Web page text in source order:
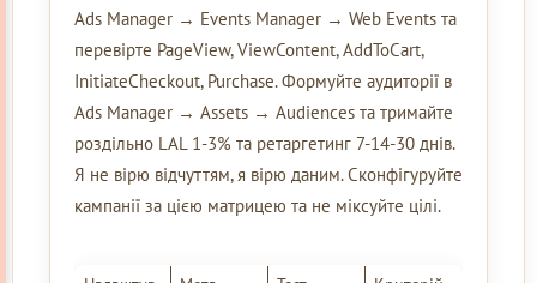
Ads Manager → Events Manager → Web Events та
перевірте PageView, ViewContent, AddToCart,
InitiateCheckout, Purchase. Формуйте аудиторії в
Ads Manager → Assets → Audiences та тримайте
роздільно LAL 1-3% та ретаргетинг 7-14-30 днів.
Я не вірю відчуттям, я вірю даним. Сконфігуруйте
кампанії за цією матрицею та не міксуйте цілі.